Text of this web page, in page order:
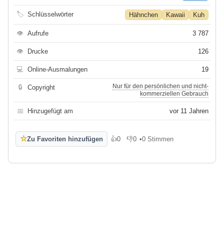
🏷 Schlüsselwörter Hähnchen Kawaii Kuh
👁 Aufrufe 3 787
👁 Drucke 126
💻 Online-Ausmalungen 19
🔒 Copyright
Nur für den persönlichen und nicht-
kommerziellen Gebrauch
📅 Hinzugefügt am vor 11 Jahren
☆Zu Favoriten hinzufügen 👍0
Gefällt mir
👎0
Gefällt mir nicht
•0 Stimmen